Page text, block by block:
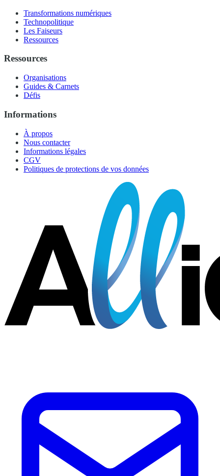
Transformations numériques
Technopolitique
Les Faiseurs
Ressources
Ressources
Organisations
Guides & Carnets
Défis
Informations
À propos
Nous contacter
Informations légales
CGV
Politiques de protections de vos données